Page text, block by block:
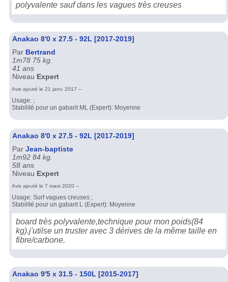
polyvalente sauf dans les vagues très creuses
Anakao 8'0 x 27.5 - 92L [2017-2019]
Par Bertrand
1m78 75 kg.
41 ans
Niveau Expert
Avis ajouté le 21 janv. 2017 --
Usage: ;
Stabilité pour un gabarit ML (Expert): Moyenne
Anakao 8'0 x 27.5 - 92L [2017-2019]
Par Jean-baptiste
1m92 84 kg.
58 ans
Niveau Expert
Avis ajouté le 7 mars 2020 --
Usage: Surf vagues creuses ;
Stabilité pour un gabarit L (Expert): Moyenne
board très polyvalente,technique pour mon poids(84
kg).j'utilse un truster avec 3 dérives de la même taille en
fibre/carbone.
Anakao 9'5 x 31.5 - 150L [2015-2017]